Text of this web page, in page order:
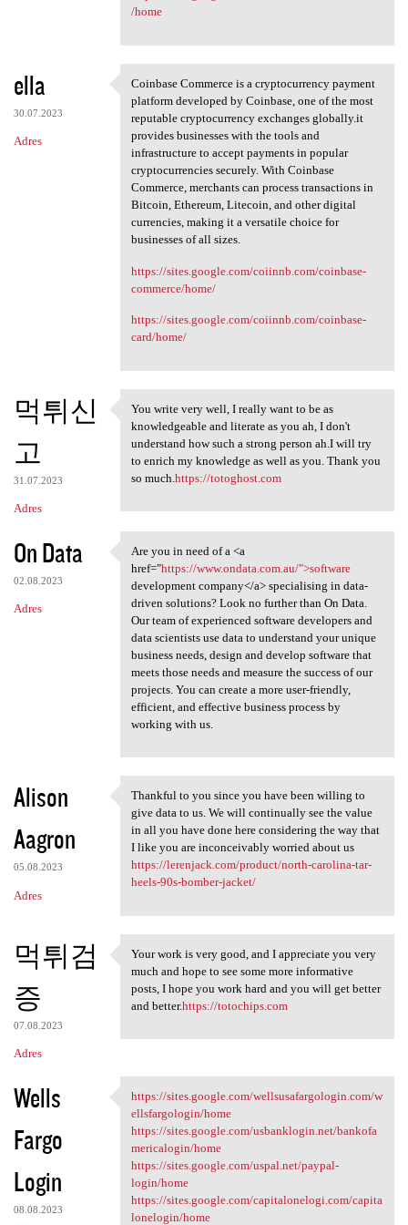
/home
ella
30.07.2023
Adres
Coinbase Commerce is a
Coinbase Commerce is a cryptocurrency payment
platform developed by Coinbase, one of the most
reputable cryptocurrency exchanges globally.it
provides businesses with the tools and
infrastructure to accept payments in popular
cryptocurrencies securely. With Coinbase
Commerce, merchants can process transactions in
Bitcoin, Ethereum, Litecoin, and other digital
currencies, making it a versatile choice for
businesses of all sizes.
https://sites.google.com/coiinnb.com/coinbase-
commerce/home/
https://sites.google.com/coiinnb.com/coinbase-
card/home/
먹튀신
고
31.07.2023
Adres
You write very well, I really
You write very well, I really want to be as
knowledgeable and literate as you ah, I don't
understand how such a strong person ah.I will try
to enrich my knowledge as well as you. Thank you
so much. https://totoghost.com
On Data
02.08.2023
Adres
Are you in need of a <a href=
Are you in need of a <a
href="https://www.ondata.com.au/">software
development company</a> specialising in data-
driven solutions? Look no further than On Data.
Our team of experienced software developers and
data scientists use data to understand your unique
business needs, design and develop software that
meets those needs and measure the success of our
projects. You can create a more user-friendly,
efficient, and effective business process by
working with us.
Alison
Aagron
05.08.2023
Adres
Thankful to you since you
Thankful to you since you have been willing to
give data to us. We will continually see the value
in all you have done here considering the way that
I like you are inconceivably worried about us
https://lerenjack.com/product/north-carolina-tar-
heels-90s-bomber-jacket/
먹튀검
증
07.08.2023
Adres
Your work is very good, and I
Your work is very good, and I appreciate you very
much and hope to see some more informative
posts, I hope you work hard and you will get better
and better.https://totochips.com
Wells
Fargo
Login
08.08.2023
https://sites.google.com
https://sites.google.com/wellsusafargologin.com/w
ellsfargologin/home
https://sites.google.com/usbanklogin.net/bankofa
mericalogin/home
https://sites.google.com/uspal.net/paypal-
login/home
https://sites.google.com/capitalonelogi.com/capita
lonelogin/home